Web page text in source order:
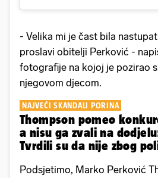
- Velika mi je čast bila
proslavi obitelji Perković -
fotografije na kojoj je pozirao
njegovom djecom.
NAJVEĆI SKANDALI PORINA
Thompson pomeo
a nisu ga zvali na
Tvrdili su da nije zbog
Podsjetimo, Marko Perković